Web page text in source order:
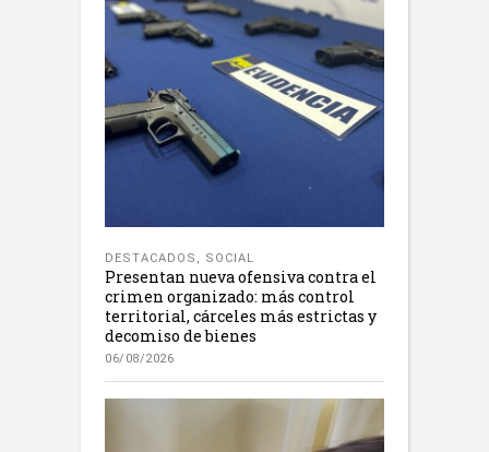
DESTACADOS , SOCIAL
Presentan nueva ofensiva contra el
crimen organizado: más control
territorial, cárceles más estrictas y
decomiso de bienes
06/08/2026